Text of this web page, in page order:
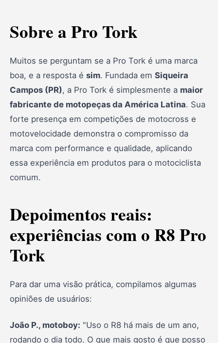
Sobre a Pro Tork
Muitos se perguntam se a Pro Tork é uma marca
boa, e a resposta é sim. Fundada em Siqueira
Campos (PR), a Pro Tork é simplesmente a maior
fabricante de motopeças da América Latina. Sua
forte presença em competições de motocross e
motovelocidade demonstra o compromisso da
marca com performance e qualidade, aplicando
essa experiência em produtos para o motociclista
comum.
Depoimentos reais:
experiências com o R8 Pro
Tork
Para dar uma visão prática, compilamos algumas
opiniões de usuários:
João P., motoboy: "Uso o R8 há mais de um ano,
rodando o dia todo. O que mais gosto é que posso